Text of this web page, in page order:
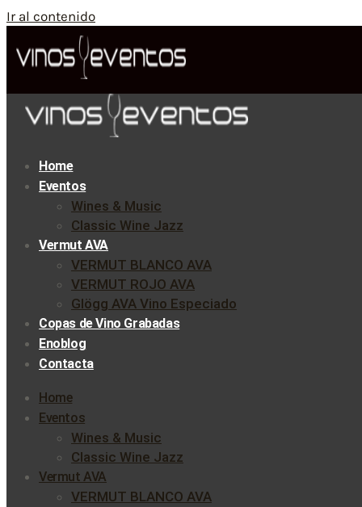
Ir al contenido
Home
Eventos
Wines & Music
Classic Wine Jazz
Vermut AVA
VERMUT BLANCO AVA
VERMUT ROJO AVA
Glögg AVA Vino Especiado
Copas de Vino Grabadas
Enoblog
Contacta
Home
Eventos
Wines & Music
Classic Wine Jazz
Vermut AVA
VERMUT BLANCO AVA